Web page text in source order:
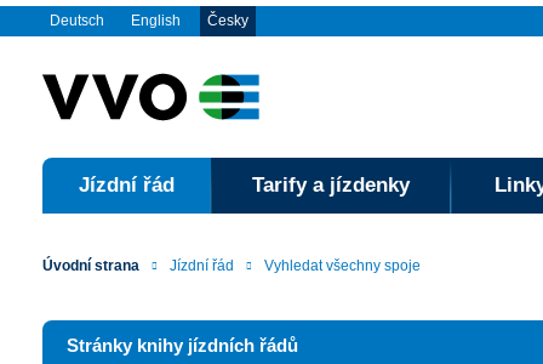
Deutsch English Česky
Jízdní řád Tarify a jízdenky
Úvodní strana Jízdní řád Vyhledat všechny spoje
Stránky knihy jízdních řádů